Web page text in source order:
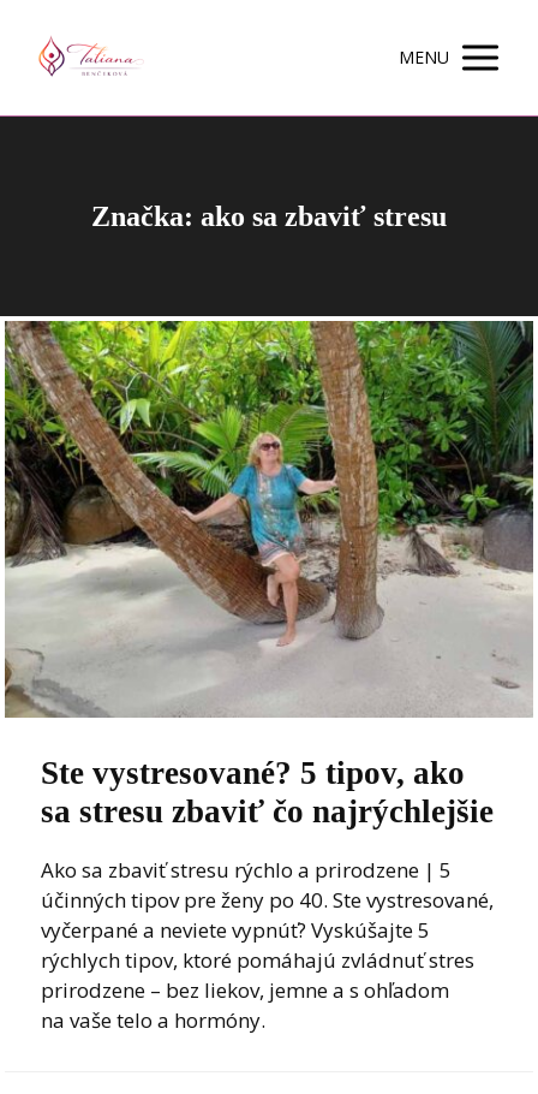
MENU
Značka: ako sa zbaviť stresu
Ste vystresované? 5 tipov, ako
sa stresu zbaviť čo najrýchlejšie
Ako sa zbaviť stresu rýchlo a prirodzene | 5
účinných tipov pre ženy po 40. Ste vystresované,
vyčerpané a neviete vypnúť? Vyskúšajte 5
rýchlych tipov, ktoré pomáhajú zvládnuť stres
prirodzene – bez liekov, jemne a s ohľadom
na vaše telo a hormóny.